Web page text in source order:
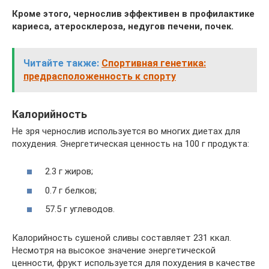
Кроме этого, чернослив эффективен в профилактике
кариеса, атеросклероза, недугов печени, почек.
Читайте также: Спортивная генетика:
предрасположенность к спорту
Калорийность
Не зря чернослив используется во многих диетах для
похудения. Энергетическая ценность на 100 г продукта:
2.3 г жиров;
0.7 г белков;
57.5 г углеводов.
Калорийность сушеной сливы составляет 231 ккал.
Несмотря на высокое значение энергетической
ценности, фрукт используется для похудения в качестве